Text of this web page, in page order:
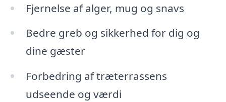
Fjernelse af alger, mug og snavs
Bedre greb og sikkerhed for dig og
dine gæster
Forbedring af træterrassens
udseende og værdi